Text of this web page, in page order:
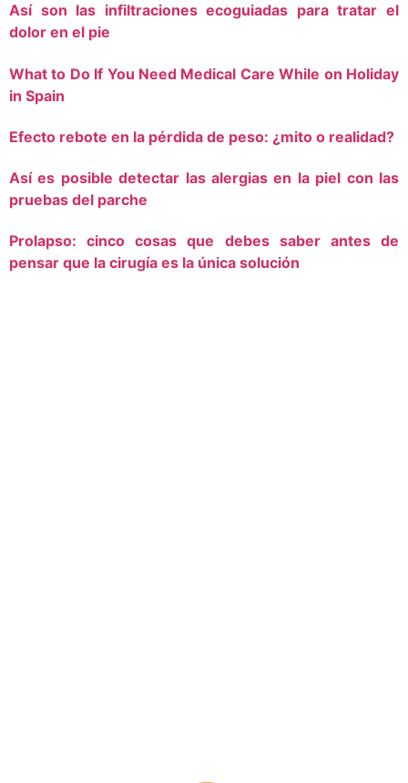
Así son las infiltraciones ecoguiadas para tratar el
dolor en el pie
What to Do If You Need Medical Care While on Holiday
in Spain
Efecto rebote en la pérdida de peso: ¿mito o realidad?
Así es posible detectar las alergias en la piel con las
pruebas del parche
Prolapso: cinco cosas que debes saber antes de
pensar que la cirugía es la única solución